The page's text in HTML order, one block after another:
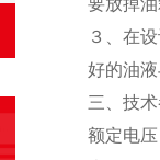
要放掉
３、在
好的油
三、 技
额定电